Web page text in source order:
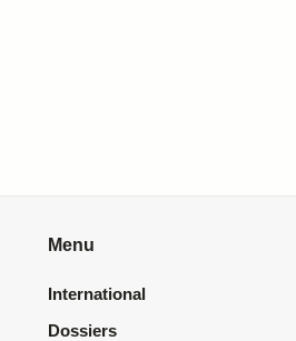
Menu
International
Dossiers